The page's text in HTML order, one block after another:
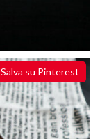
Salva su Pinterest